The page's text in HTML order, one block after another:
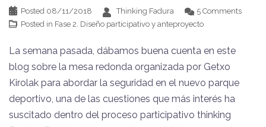
Posted 08/11/2018 Thinking Fadura
5 Comments
Posted in Fase 2. Diseño participativo y anteproyecto
La semana pasada, dábamos buena cuenta en este
blog sobre la mesa redonda organizada por Getxo
Kirolak para abordar la seguridad en el nuevo parque
deportivo, una de las cuestiones que más interés ha
suscitado dentro del proceso participativo thinking